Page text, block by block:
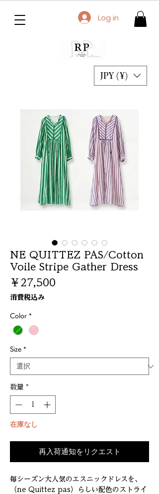
JPY (¥)
Log in
NE QUITTEZ PAS/Cotton
Voile Stripe Gather Dress
￥27,500
消費税込み
Color *
Size *
数量 *
在庫なし
再入荷通知をリクエスト
毎シーズン大人気のエスニックドレスを、
〈ne Quittez pas〉らしい配色のストライ